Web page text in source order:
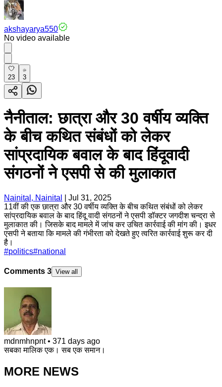
akshayarya550
No video available
23 3
नैनीताल: छात्रा और 30 वर्षीय व्यक्ति
के बीच कथित संबंधों को लेकर
सांप्रदायिक बवाल के बाद हिंदूवादी
संगठनों ने एसपी से की मुलाकात
Nainital, Nainital
Jul 31, 2025
11वीं की एक छात्रा और 30 वर्षीय व्यक्ति के बीच कथित संबंधों को लेकर
सांप्रदायिक बवाल के बाद हिंदू वादी संगठनों ने एसपी डॉक्टर जगदीश चन्द्रा से
मुलाकात की। जिसके बाद मामले में जांच कर उचित कार्रवाई की मांग की। इधर
एसपी ने बताया कि मामले की गंभीरता को देखते हुए त्वरित कार्रवाई शुरू कर दी
है।
#politics#national
Comments 3 View all
mdnmhnpnt• 371 days ago
सबका मालिक एक। सब एक समान।
MORE NEWS